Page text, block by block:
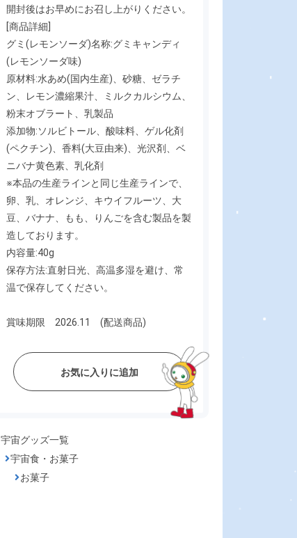
開封後はお早めにお召し上がりください。
[商品詳細]
グミ(レモンソーダ)名称:グミキャンディ
(レモンソーダ味)
原材料:水あめ(国内生産)、砂糖、ゼラチ
ン、レモン濃縮果汁、ミルクカルシウム、
粉末オブラート、乳製品
添加物:ソルビトール、酸味料、ゲル化剤
(ペクチン)、香料(大豆由来)、光沢剤、ベ
ニバナ黄色素、乳化剤
※本品の生産ラインと同じ生産ラインで、
卵、乳、オレンジ、キウイフルーツ、大
豆、バナナ、もも、りんごを含む製品を製
造しております。
内容量:40g
保存方法:直射日光、高温多湿を避け、常
温で保存してください。
賞味期限 2026.11 (配送商品)
お気に入りに追加
宇宙グッズ一覧
宇宙食・お菓子
お菓子